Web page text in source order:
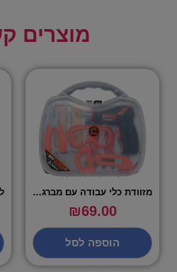
מוצרים
מזוודת כלי עבודה עם מברגה חשמלית – שירן
₪69.00
הוספה לסל